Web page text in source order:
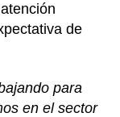
de
para
en el sector